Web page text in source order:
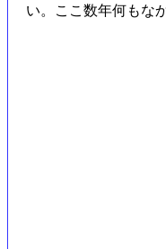
い。ここ数年何もな